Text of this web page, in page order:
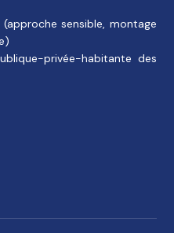
sensible, montage
privée-habitante des